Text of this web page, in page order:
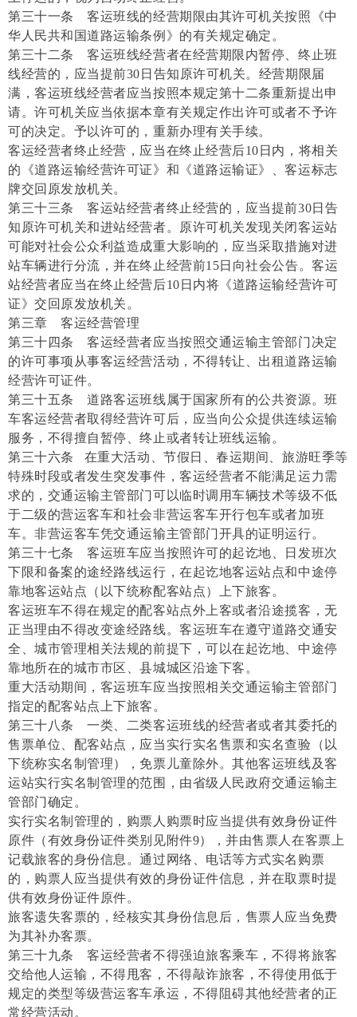
第三十一条 客运班线的经营期限由其许可机关按照《中
华人民共和国道路运输条例》的有关规定确定。
第三十二条 客运班线经营者在经营期限内暂停、终止班
线经营的，应当提前30日告知原许可机关。经营期限届
满，客运班线经营者应当按照本规定第十二条重新提出申
请。许可机关应当依据本章有关规定作出许可或者不予许
可的决定。予以许可的，重新办理有关手续。
客运经营者终止经营，应当在终止经营后10日内，将相关
的《道路运输经营许可证》和《道路运输证》、客运标志
牌交回原发放机关。
第三十三条 客运站经营者终止经营的，应当提前30日告
知原许可机关和进站经营者。原许可机关发现关闭客运站
可能对社会公众利益造成重大影响的，应当采取措施对进
站车辆进行分流，并在终止经营前15日向社会公告。客运
站经营者应当在终止经营后10日内将《道路运输经营许可
证》交回原发放机关。
第三章 客运经营管理
第三十四条 客运经营者应当按照交通运输主管部门决定
的许可事项从事客运经营活动，不得转让、出租道路运输
经营许可证件。
第三十五条 道路客运班线属于国家所有的公共资源。班
车客运经营者取得经营许可后，应当向公众提供连续运输
服务，不得擅自暂停、终止或者转让班线运输。
第三十六条 在重大活动、节假日、春运期间、旅游旺季等
特殊时段或者发生突发事件，客运经营者不能满足运力需
求的，交通运输主管部门可以临时调用车辆技术等级不低
于二级的营运客车和社会非营运客车开行包车或者加班
车。非营运客车凭交通运输主管部门开具的证明运行。
第三十七条 客运班车应当按照许可的起讫地、日发班次
下限和备案的途经路线运行，在起讫地客运站点和中途停
靠地客运站点（以下统称配客站点）上下旅客。
客运班车不得在规定的配客站点外上客或者沿途揽客，无
正当理由不得改变途经路线。客运班车在遵守道路交通安
全、城市管理相关法规的前提下，可以在起讫地、中途停
靠地所在的城市市区、县城城区沿途下客。
重大活动期间，客运班车应当按照相关交通运输主管部门
指定的配客站点上下旅客。
第三十八条 一类、二类客运班线的经营者或者其委托的
售票单位、配客站点，应当实行实名售票和实名查验（以
下统称实名制管理），免票儿童除外。其他客运班线及客
运站实行实名制管理的范围，由省级人民政府交通运输主
管部门确定。
实行实名制管理的，购票人购票时应当提供有效身份证件
原件（有效身份证件类别见附件9），并由售票人在客票上
记载旅客的身份信息。通过网络、电话等方式实名购票
的，购票人应当提供有效的身份证件信息，并在取票时提
供有效身份证件原件。
旅客遗失客票的，经核实其身份信息后，售票人应当免费
为其补办客票。
第三十九条 客运经营者不得强迫旅客乘车，不得将旅客
交给他人运输，不得甩客，不得敲诈旅客，不得使用低于
规定的类型等级营运客车承运，不得阻碍其他经营者的正
常经营活动。